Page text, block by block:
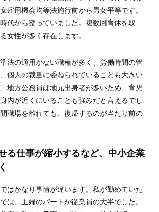
雇用機会均等法施行前から男女平等です。
代から整っていました。複数回育休を取
女性が多く存在します。
法の適用がない職種が多く、労働時間の管
個人の裁量に委ねられていることも大きい
地方公務員は地元出身者が多いため、育児
内が近くにいることも強みだと言えるでし
職場を離れても、復帰するのが当たり前の
る仕事が縮小するなど、中小企業
はかなり事情が違います。私が勤めていた
は、主婦のパートが従業員の大半でした。